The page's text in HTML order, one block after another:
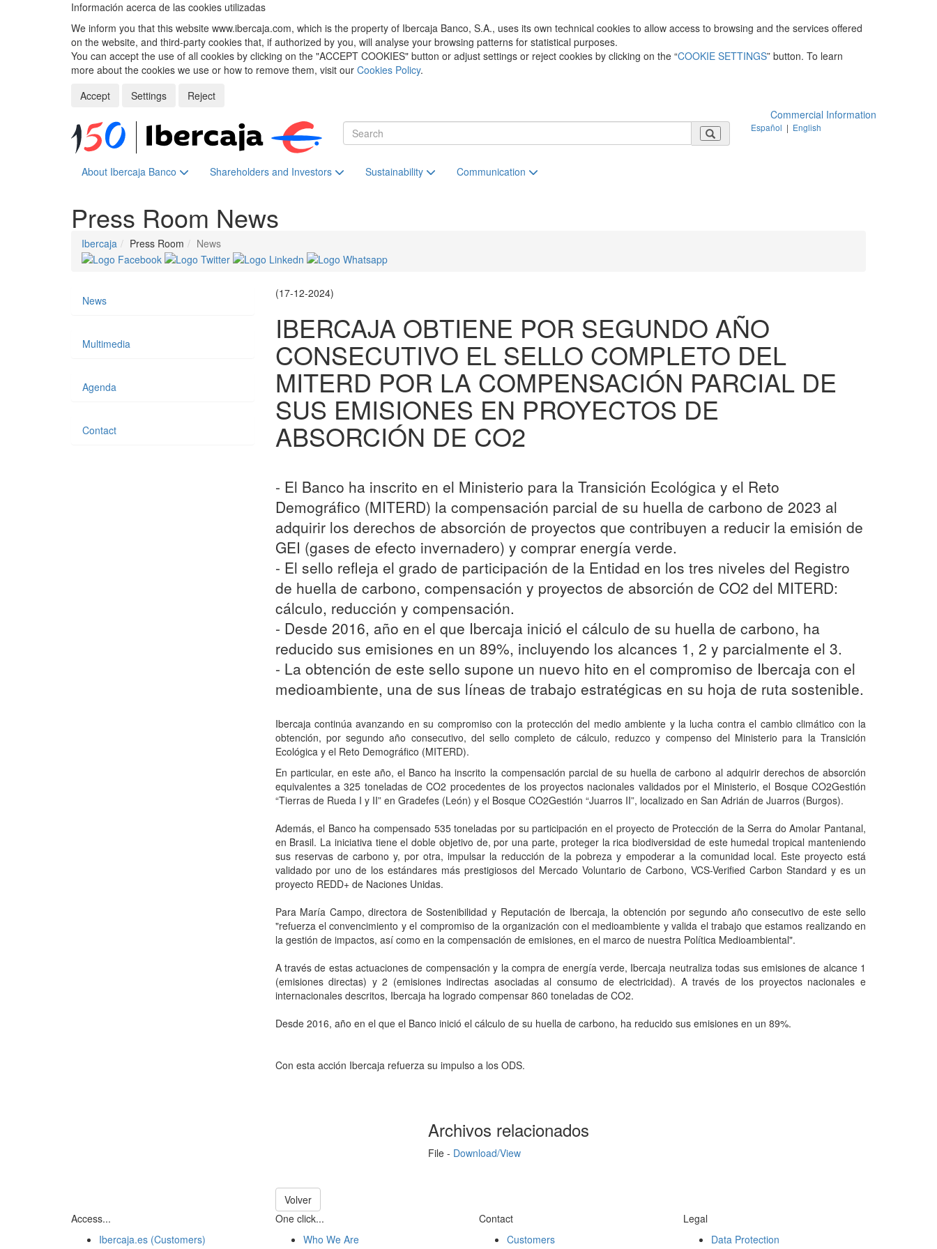
Información acerca de las cookies utilizadas
We inform you that this website www.ibercaja.com, which is the property of Ibercaja Banco, S.A., uses its own technical cookies to allow access to browsing and the services offered
on the website, and third-party cookies that, if authorized by you, will analyse your browsing patterns for statistical purposes.
You can accept the use of all cookies by clicking on the "ACCEPT COOKIES" button or adjust settings or reject cookies by clicking on the “COOKIE SETTINGS” button. To learn
more about the cookies we use or how to remove them, visit our Cookies Policy.
Accept
Settings
Reject
Commercial Information
Español | English
About Ibercaja Banco Shareholders and Investors Sustainability Communication
Press Room News
Ibercaja Press Room News
(17-12-2024)
IBERCAJA OBTIENE POR SEGUNDO AÑO
CONSECUTIVO EL SELLO COMPLETO DEL
MITERD POR LA COMPENSACIÓN PARCIAL DE
SUS EMISIONES EN PROYECTOS DE
ABSORCIÓN DE CO2
- El Banco ha inscrito en el Ministerio para la Transición Ecológica y el Reto
Demográfico (MITERD) la compensación parcial de su huella de carbono de 2023 al
adquirir los derechos de absorción de proyectos que contribuyen a reducir la emisión de
GEI (gases de efecto invernadero) y comprar energía verde.
- El sello refleja el grado de participación de la Entidad en los tres niveles del Registro
de huella de carbono, compensación y proyectos de absorción de CO2 del MITERD:
cálculo, reducción y compensación.
- Desde 2016, año en el que Ibercaja inició el cálculo de su huella de carbono, ha
reducido sus emisiones en un 89%, incluyendo los alcances 1, 2 y parcialmente el 3.
- La obtención de este sello supone un nuevo hito en el compromiso de Ibercaja con el
medioambiente, una de sus líneas de trabajo estratégicas en su hoja de ruta sostenible.
Ibercaja continúa avanzando en su compromiso con la protección del medio ambiente y la lucha contra el cambio climático con la
obtención, por segundo año consecutivo, del sello completo de cálculo, reduzco y compenso del Ministerio para la Transición
Ecológica y el Reto Demográfico (MITERD).
En particular, en este año, el Banco ha inscrito la compensación parcial de su huella de carbono al adquirir derechos de absorción
equivalentes a 325 toneladas de CO2 procedentes de los proyectos nacionales validados por el Ministerio, el Bosque CO2Gestión
“Tierras de Rueda I y II” en Gradefes (León) y el Bosque CO2Gestión “Juarros II”, localizado en San Adrián de Juarros (Burgos).
Además, el Banco ha compensado 535 toneladas por su participación en el proyecto de Protección de la Serra do Amolar Pantanal,
en Brasil. La iniciativa tiene el doble objetivo de, por una parte, proteger la rica biodiversidad de este humedal tropical manteniendo
sus reservas de carbono y, por otra, impulsar la reducción de la pobreza y empoderar a la comunidad local. Este proyecto está
validado por uno de los estándares más prestigiosos del Mercado Voluntario de Carbono, VCS-Verified Carbon Standard y es un
proyecto REDD+ de Naciones Unidas.
Para María Campo, directora de Sostenibilidad y Reputación de Ibercaja, la obtención por segundo año consecutivo de este sello
"refuerza el convencimiento y el compromiso de la organización con el medioambiente y valida el trabajo que estamos realizando en
la gestión de impactos, así como en la compensación de emisiones, en el marco de nuestra Política Medioambiental".
A través de estas actuaciones de compensación y la compra de energía verde, Ibercaja neutraliza todas sus emisiones de alcance 1
(emisiones directas) y 2 (emisiones indirectas asociadas al consumo de electricidad). A través de los proyectos nacionales e
internacionales descritos, Ibercaja ha logrado compensar 860 toneladas de CO2.
Desde 2016, año en el que el Banco inició el cálculo de su huella de carbono, ha reducido sus emisiones en un 89%.
Con esta acción Ibercaja refuerza su impulso a los ODS.
Archivos relacionados
File - Download/View
Volver
News
Multimedia
Agenda
Contact
Access...
Ibercaja.es (Customers)
One click...
Who We Are
Contact
Customers
Legal
Data Protection